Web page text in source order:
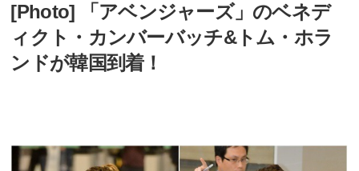
[Photo] 「アベンジャーズ」のベネデ
ィクト・カンバーバッチ&トム・ホラ
ンドが韓国到着！